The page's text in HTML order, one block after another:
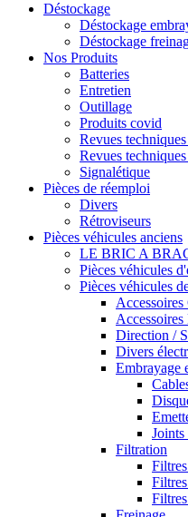
Déstockage
Déstockage
Déstockage
Nos Produits
Batteries
Entretien
Outillage
Produits covid
Revues
Revues
Signalétique
Pièces de réemploi
Divers
Rétroviseurs
Pièces véhicules anciens
LE BRIC A
Pièces véhicules
Pièces véhicules
Accessoires
Accessoires
Direction /
Divers
Embrayage
Joints
Filtration